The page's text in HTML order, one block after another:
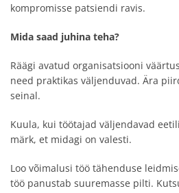
kompromisse patsiendi ravis.
Mida saad juhina teha?
Räägi avatud organisatsiooni
need praktikas väljenduvad. Ära
seinal.
Kuula, kui töötajad väljendavad
märk, et midagi on valesti.
Loo võimalusi töö tähenduse
töö panustab suuremasse pilti.